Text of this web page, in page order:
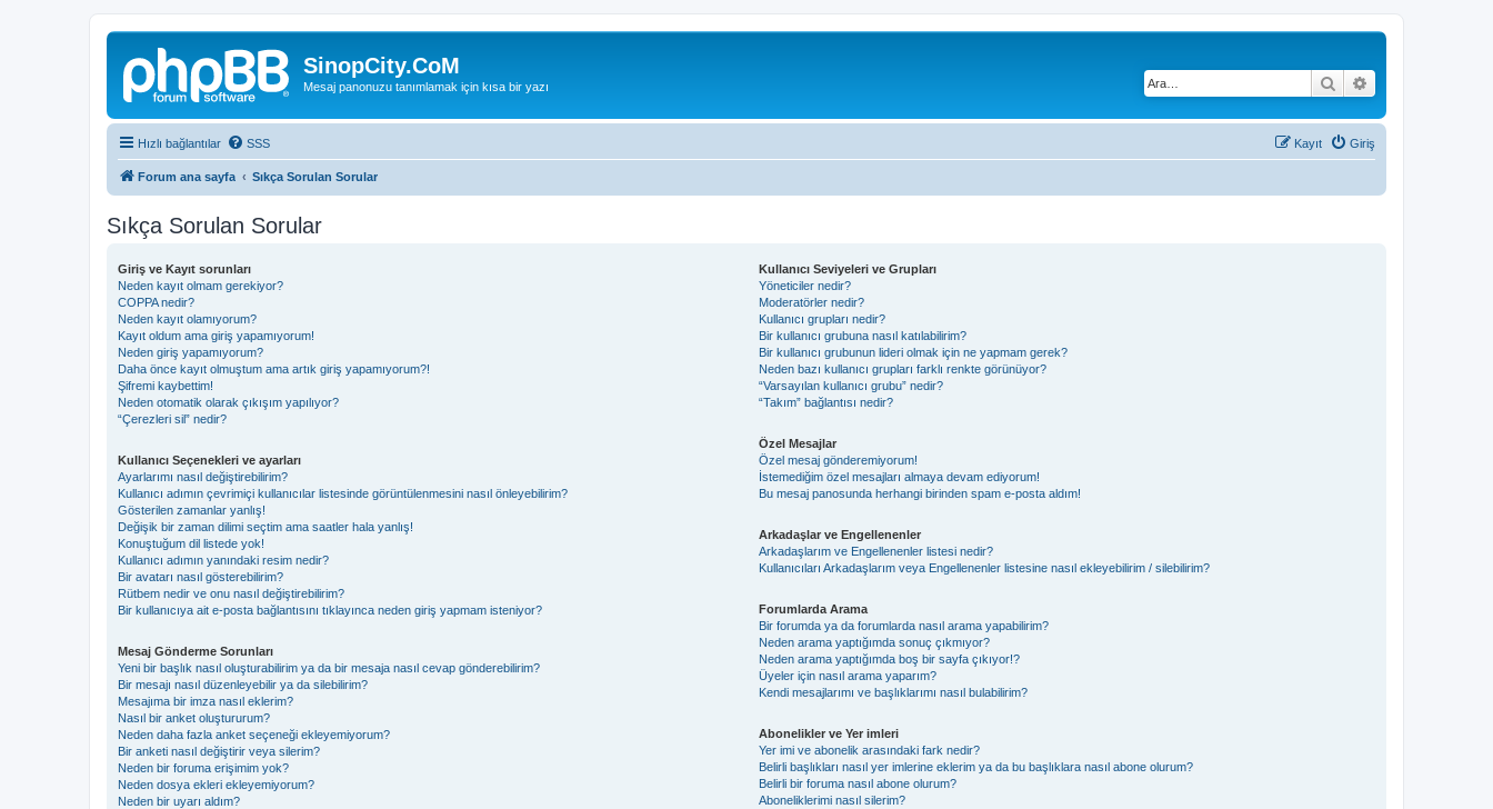
SinopCity.CoM
Mesaj panonuzu tanımlamak için kısa bir yazı Ara
Hızlı bağlantılar SSS Giriş
Kayıt
Forum ana sayfa Sıkça Sorulan Sorular
Sıkça Sorulan Sorular
Giriş ve Kayıt sorunları
Neden kayıt olmam gerekiyor?
COPPA nedir?
Neden kayıt olamıyorum?
Kayıt oldum ama giriş yapamıyorum!
Neden giriş yapamıyorum?
Daha önce kayıt olmuştum ama artık giriş yapamıyorum?!
Şifremi kaybettim!
Neden otomatik olarak çıkışım yapılıyor?
“Çerezleri sil” nedir?
Kullanıcı Seçenekleri ve ayarları
Ayarlarımı nasıl değiştirebilirim?
Kullanıcı adımın çevrimiçi kullanıcılar listesinde görüntülenmesini nasıl önleyebilirim?
Gösterilen zamanlar yanlış!
Değişik bir zaman dilimi seçtim ama saatler hala yanlış!
Konuştuğum dil listede yok!
Kullanıcı adımın yanındaki resim nedir?
Bir avatarı nasıl gösterebilirim?
Rütbem nedir ve onu nasıl değiştirebilirim?
Bir kullanıcıya ait e-posta bağlantısını tıklayınca neden giriş yapmam isteniyor?
Mesaj Gönderme Sorunları
Yeni bir başlık nasıl oluşturabilirim ya da bir mesaja nasıl cevap gönderebilirim?
Bir mesajı nasıl düzenleyebilir ya da silebilirim?
Mesajıma bir imza nasıl eklerim?
Nasıl bir anket oluştururum?
Neden daha fazla anket seçeneği ekleyemiyorum?
Bir anketi nasıl değiştirir veya silerim?
Neden bir foruma erişimim yok?
Neden dosya ekleri ekleyemiyorum?
Neden bir uyarı aldım?
Kullanıcı Seviyeleri ve Grupları
Yöneticiler nedir?
Moderatörler nedir?
Kullanıcı grupları nedir?
Bir kullanıcı grubuna nasıl katılabilirim?
Bir kullanıcı grubunun lideri olmak için ne yapmam gerek?
Neden bazı kullanıcı grupları farklı renkte görünüyor?
“Varsayılan kullanıcı grubu” nedir?
“Takım” bağlantısı nedir?
Özel Mesajlar
Özel mesaj gönderemiyorum!
İstemediğim özel mesajları almaya devam ediyorum!
Bu mesaj panosunda herhangi birinden spam e-posta aldım!
Arkadaşlar ve Engellenenler
Arkadaşlarım ve Engellenenler listesi nedir?
Kullanıcıları Arkadaşlarım veya Engellenenler listesine nasıl ekleyebilirim / silebilirim?
Forumlarda Arama
Bir forumda ya da forumlarda nasıl arama yapabilirim?
Neden arama yaptığımda sonuç çıkmıyor?
Neden arama yaptığımda boş bir sayfa çıkıyor!?
Üyeler için nasıl arama yaparım?
Kendi mesajlarımı ve başlıklarımı nasıl bulabilirim?
Abonelikler ve Yer imleri
Yer imi ve abonelik arasındaki fark nedir?
Belirli başlıkları nasıl yer imlerine eklerim ya da bu başlıklara nasıl abone olurum?
Belirli bir foruma nasıl abone olurum?
Aboneliklerimi nasıl silerim?